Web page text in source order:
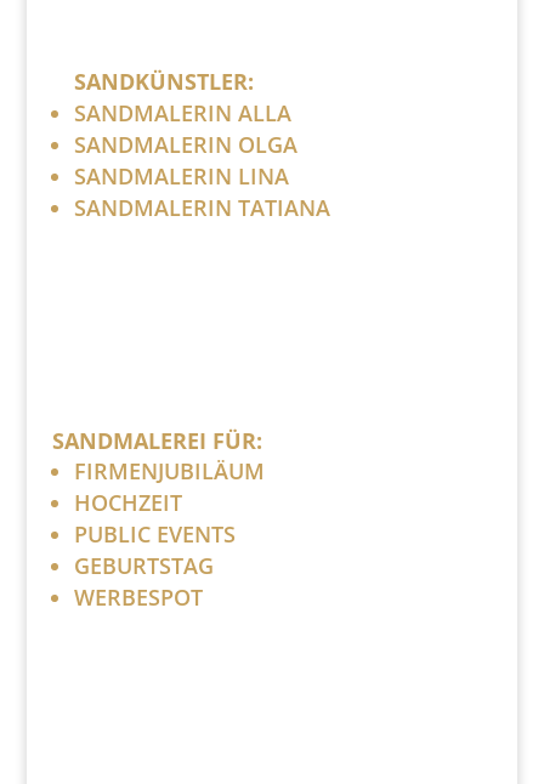
SANDKÜNSTLER:
SANDMALERIN ALLA
SANDMALERIN OLGA
SANDMALERIN LINA
SANDMALERIN TATIANA
SANDMALEREI FÜR:
FIRMENJUBILÄUM
HOCHZEIT
PUBLIC EVENTS
GEBURTSTAG
WERBESPOT